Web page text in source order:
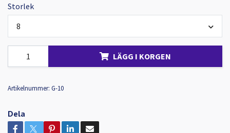
Storlek
8
LÄGG I KORGEN
Artikelnummer: G-10
Dela